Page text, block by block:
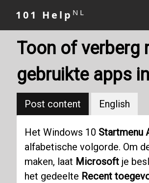
101 Help NL
Toon of verberg
gebruikte apps
Post content English
Het Windows 10 Startmenu
alfabetische volgorde. Om
maken, laat Microsoftje
het gedeelte Recent